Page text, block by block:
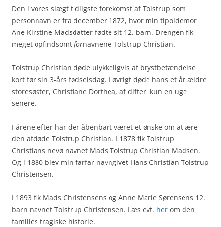
Den i vores slægt tidligste forekomst af Tolstrup som
personnavn er fra december 1872, hvor min tipoldemor
Ane Kirstine Madsdatter fødte sit 12. barn. Drengen fik
meget opfindsomt fornavnene Tolstrup Christian.
Tolstrup Christian døde ulykkeligvis af brystbetændelse
kort før sin 3-års fødselsdag. I øvrigt døde hans et år ældre
storesøster, Christiane Dorthea, af difteri kun en uge
senere.
I årene efter har der åbenbart været et ønske om at ære
den afdøde Tolstrup Christian. I 1878 fik Tolstrup
Christians nevø navnet Mads Tolstrup Christian Madsen.
Og i 1880 blev min farfar navngivet Hans Christian Tolstrup
Christensen.
I 1893 fik Mads Christensens og Anne Marie Sørensens 12.
barn navnet Tolstrup Christensen. Læs evt. her om den
families tragiske historie.